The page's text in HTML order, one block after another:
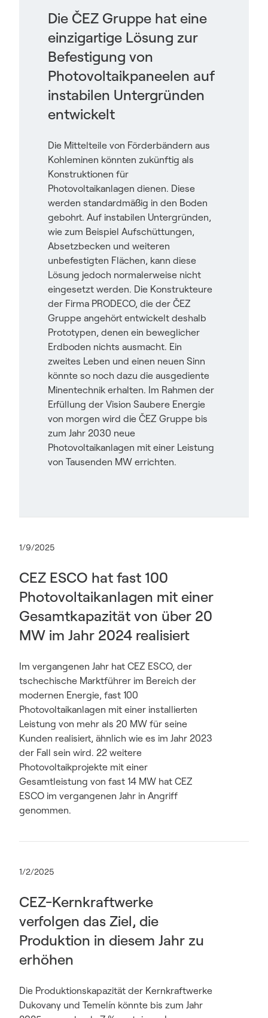
Die ČEZ Gruppe hat eine
einzigartige Lösung zur
Befestigung von
Photovoltaikpaneelen auf
instabilen Untergründen
entwickelt
Die Mittelteile von Förderbändern aus
Kohleminen könnten zukünftig als
Konstruktionen für
Photovoltaikanlagen dienen. Diese
werden standardmäßig in den Boden
gebohrt. Auf instabilen Untergründen,
wie zum Beispiel Aufschüttungen,
Absetzbecken und weiteren
unbefestigten Flächen, kann diese
Lösung jedoch normalerweise nicht
eingesetzt werden. Die Konstrukteure
der Firma PRODECO, die der ČEZ
Gruppe angehört entwickelt deshalb
Prototypen, denen ein beweglicher
Erdboden nichts ausmacht. Ein
zweites Leben und einen neuen Sinn
könnte so noch dazu die ausgediente
Minentechnik erhalten. Im Rahmen der
Erfüllung der Vision Saubere Energie
von morgen wird die ČEZ Gruppe bis
zum Jahr 2030 neue
Photovoltaikanlagen mit einer Leistung
von Tausenden MW errichten.
1/9/2025
CEZ ESCO hat fast 100
Photovoltaikanlagen mit einer
Gesamtkapazität von über 20
MW im Jahr 2024 realisiert
Im vergangenen Jahr hat CEZ ESCO, der
tschechische Marktführer im Bereich der
modernen Energie, fast 100
Photovoltaikanlagen mit einer installierten
Leistung von mehr als 20 MW für seine
Kunden realisiert, ähnlich wie es im Jahr 2023
der Fall sein wird. 22 weitere
Photovoltaikprojekte mit einer
Gesamtleistung von fast 14 MW hat CEZ
ESCO im vergangenen Jahr in Angriff
genommen.
1/2/2025
CEZ-Kernkraftwerke
verfolgen das Ziel, die
Produktion in diesem Jahr zu
erhöhen
Die Produktionskapazität der Kernkraftwerke
Dukovany und Temelín könnte bis zum Jahr